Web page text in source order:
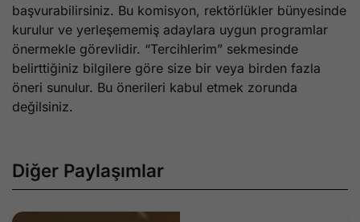
başvurabilirsiniz. Bu komisyon, rektörlükler bünyesinde
kurulur ve yerleşememiş adaylara uygun programlar
önermekle görevlidir. “Tercihlerim” sekmesinde
belirttiğiniz bilgilere göre size bir veya birden fazla
öneri sunulur. Bu önerileri kabul etmek zorunda
değilsiniz.
Diğer Paylaşımlar